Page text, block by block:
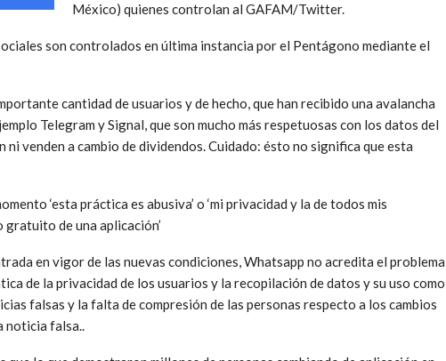
México) quienes controlan al GAFAM/Twitter.
son controlados en última instancia por el Pentágono mediante el
cantidad de usuarios y de hecho, que han recibido una avalancha
Telegram y Signal, que son mucho más respetuosas con los datos del
venden a cambio de dividendos. Cuidado: ésto no significa que esta
‘esta práctica es abusiva’ o ‘mi privacidad y la de todos mis
de una aplicación’
en vigor de las nuevas condiciones, Whatsapp no acredita el problema
de la privacidad de los usuarios y la recopilación de datos y su uso como
falsas y la falta de compresión de las personas respecto a los cambios
noticia falsa..